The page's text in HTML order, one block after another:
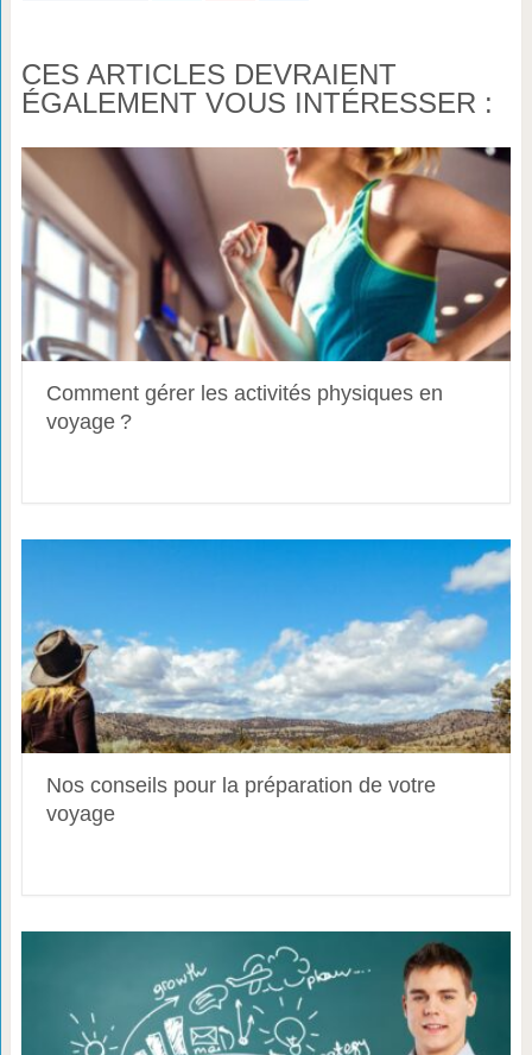
CES ARTICLES DEVRAIENT
ÉGALEMENT VOUS INTÉRESSER :
Comment gérer les activités physiques en
voyage ?
Nos conseils pour la préparation de votre
voyage